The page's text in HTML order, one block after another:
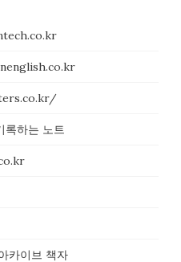
하는 노트
카이브 책자